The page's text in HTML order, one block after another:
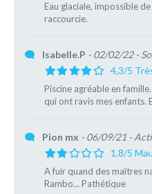
Eau glaciale, impossible
raccourcie.
Isabelle.P - 02/02/22-
4,3/5
Piscine agréable en
qui ont ravis mes enfants.
Pion mx - 06/09/21 -
1,8/5
A fuir quand des maîtres
Rambo... Pathétique